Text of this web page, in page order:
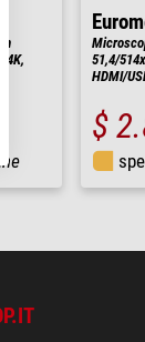
4K,
51,4/
HDMI/
$